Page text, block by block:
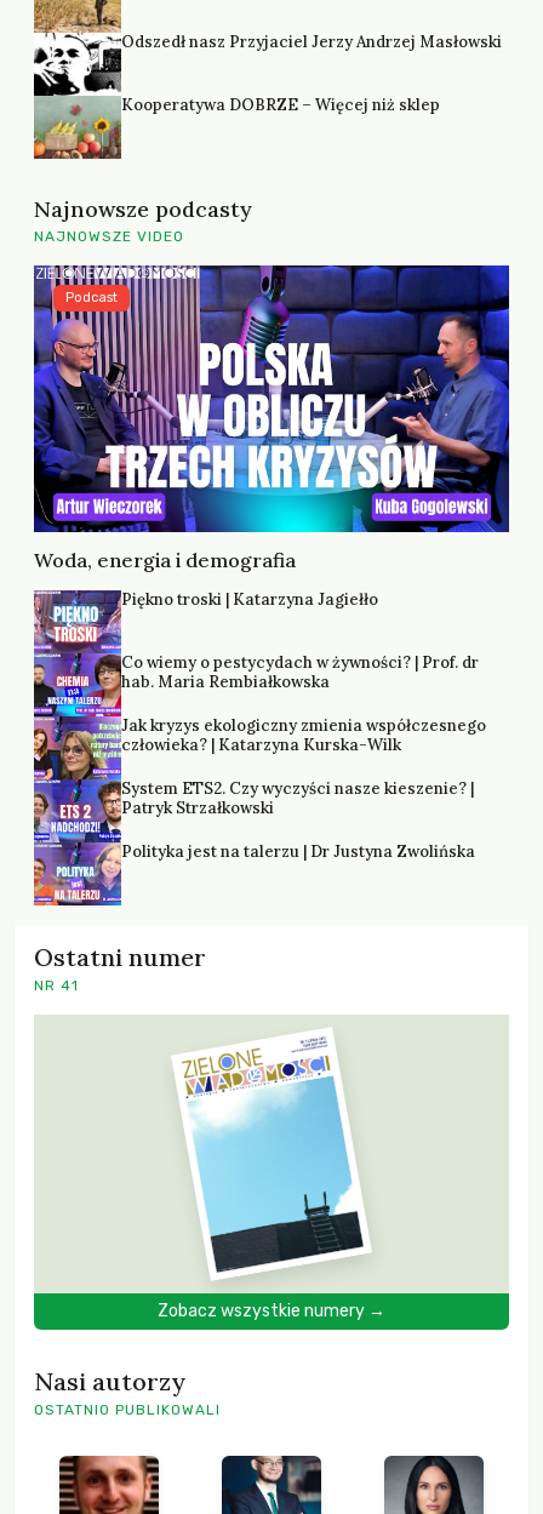
Odszedł nasz Przyjaciel Jerzy Andrzej Masłowski
Kooperatywa DOBRZE – Więcej niż sklep
Najnowsze podcasty
NAJNOWSZE VIDEO
Woda, energia i demografia
Podcast
Piękno troski | Katarzyna Jagiełło
Co wiemy o pestycydach w żywności? | Prof. dr
hab. Maria Rembiałkowska
Jak kryzys ekologiczny zmienia współczesnego
człowieka? | Katarzyna Kurska-Wilk
System ETS2. Czy wyczyści nasze kieszenie? |
Patryk Strzałkowski
Polityka jest na talerzu | Dr Justyna Zwolińska
Ostatni numer
NR 41
Zobacz wszystkie numery →
Nasi autorzy
OSTATNIO PUBLIKOWALI